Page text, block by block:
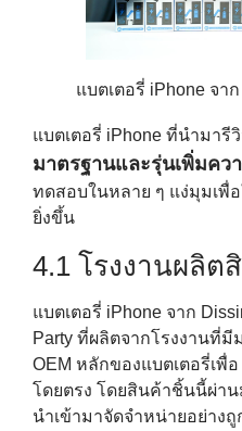
แบตเตอรี่ iPhone จา
แบตเตอรี่ iPhone ที่นำมารี
มาตรฐานและรุ่นเพิ่มคว
ทดสอบในหลาย ๆ แง่มุมเพื่
ยิ่งขึ้น
4.1 โรงงานผลิต
แบตเตอรี่ iPhone จาก
Party ที่ผลิตจากโรงงานที่มี
OEM หลักของแบตเตอรี่เพื่
โดยตรง โดยสินค้าชิ้นนี้ผ่า
นำเข้ามาจัดจำหน่ายอย่าง